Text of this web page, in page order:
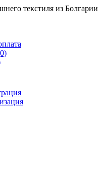
текстиля из Болгарии